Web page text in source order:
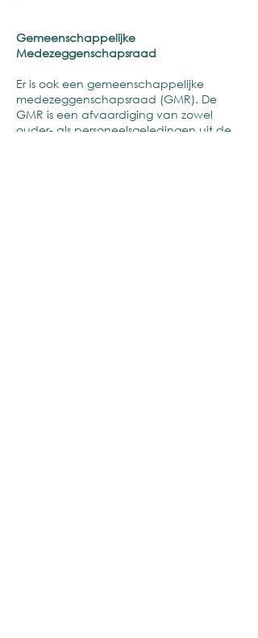
Gemeenschappelijke
Medezeggenschapsraad
Er is ook een gemeenschappelijke
medezeggenschapsraad (GMR). De
GMR is een afvaardiging van zowel
ouder- als personeelsgeledingen uit de